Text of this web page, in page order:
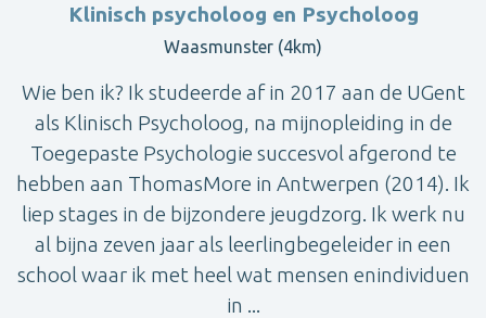
Klinisch psycholoog en Psycholoog
Waasmunster (4km)
Wie ben ik? Ik studeerde af in 2017 aan de UGent
als Klinisch Psycholoog, na mijnopleiding in de
Toegepaste Psychologie succesvol afgerond te
hebben aan ThomasMore in Antwerpen (2014). Ik
liep stages in de bijzondere jeugdzorg. Ik werk nu
al bijna zeven jaar als leerlingbegeleider in een
school waar ik met heel wat mensen enindividuen
in ...